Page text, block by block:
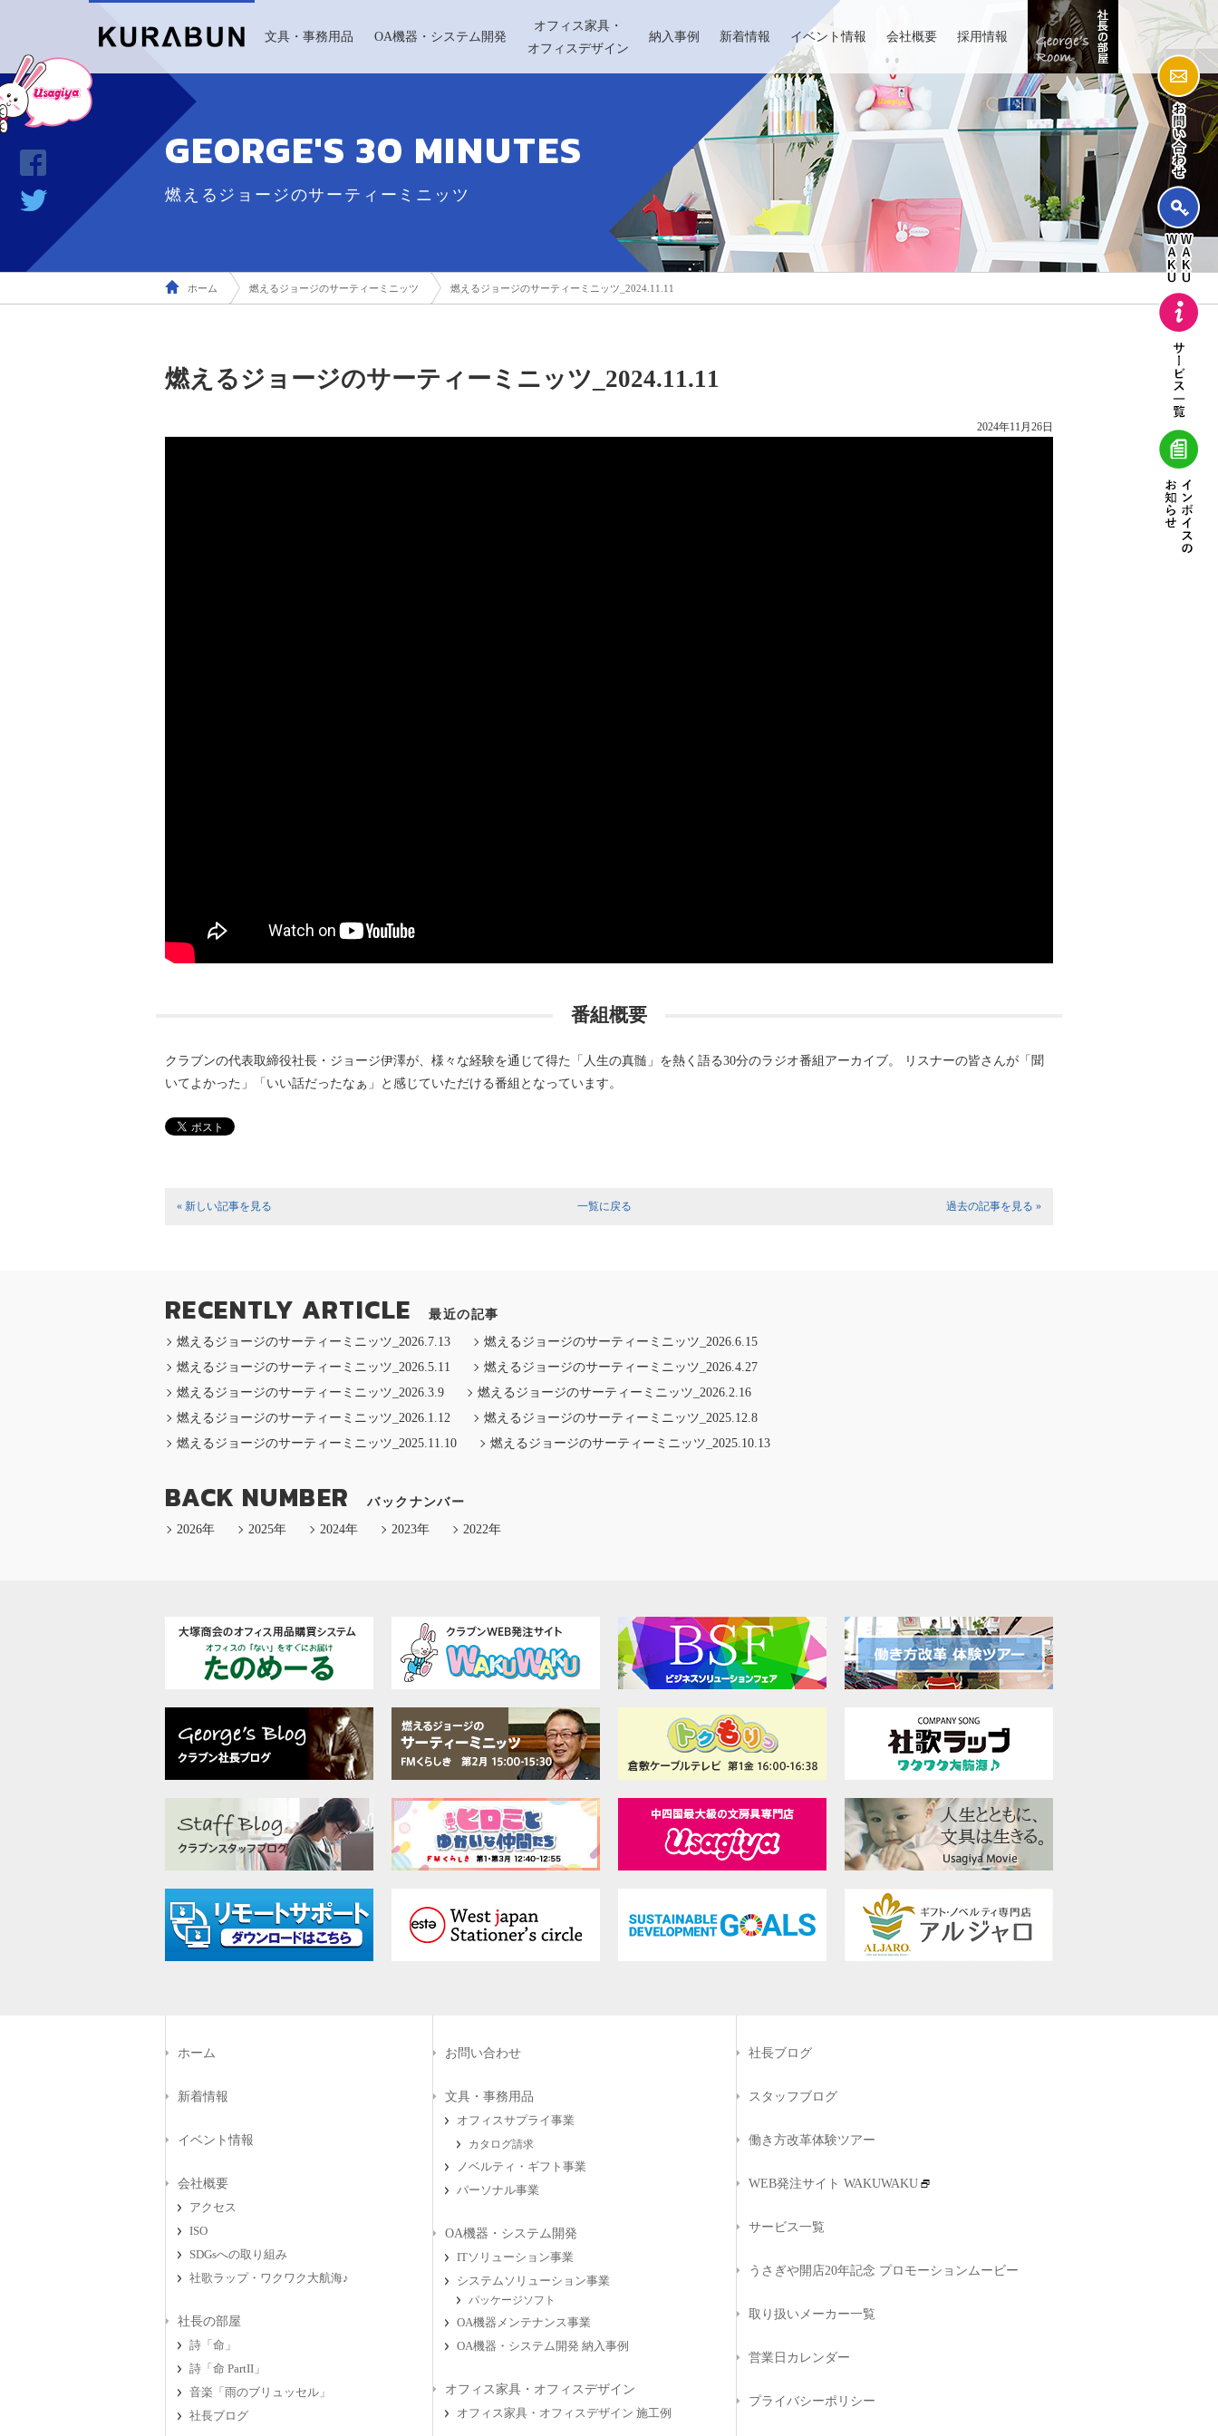
文具・事務用品 OA機器・システム開発
オフィス家具・
オフィスデザイン
納入事例 新着情報 イベント情報 会社概要 採用情報
GEORGE'S 30 MINUTES
燃えるジョージのサーティーミニッツ
ホーム 燃えるジョージのサーティーミニッツ 燃えるジョージのサーティーミニッツ_2024.11.11
燃えるジョージのサーティーミニッツ_2024.11.11
2024年11月26日
番組概要
クラブンの代表取締役社長・ジョージ伊澤が、様々な経験を通じて得た「人生の真髄」を熱く語る30分のラジオ番組アーカイブ。 リスナーの皆さんが「聞
いてよかった」「いい話だったなぁ」と感じていただける番組となっています。
« 新しい記事を見る 一覧に戻る 過去の記事を見る »
RECENTLY ARTICLE
最近の記事
燃えるジョージのサーティーミニッツ_2026.7.13
燃えるジョージのサーティーミニッツ_2026.6.15
燃えるジョージのサーティーミニッツ_2026.5.11
燃えるジョージのサーティーミニッツ_2026.4.27
燃えるジョージのサーティーミニッツ_2026.3.9
燃えるジョージのサーティーミニッツ_2026.2.16
燃えるジョージのサーティーミニッツ_2026.1.12
燃えるジョージのサーティーミニッツ_2025.12.8
燃えるジョージのサーティーミニッツ_2025.11.10
燃えるジョージのサーティーミニッツ_2025.10.13
BACK NUMBER
バックナンバー
2026年
2025年 2024年 2023年 2022年
ホーム
新着情報
イベント情報
会社概要
アクセス
ISO
SDGsへの取り組み
社歌ラップ・ワクワク大航海♪
社長の部屋
詩「命」
詩「命 PartII」
音楽「雨のブリュッセル」
社長ブログ
お問い合わせ
文具・事務用品
オフィスサプライ事業
カタログ請求
ノベルティ・ギフト事業
パーソナル事業
OA機器・システム開発
ITソリューション事業
システムソリューション事業
パッケージソフト
OA機器メンテナンス事業
OA機器・システム開発 納入事例
オフィス家具・オフィスデザイン
オフィス家具・オフィスデザイン 施工例
社長ブログ
スタッフブログ
働き方改革体験ツアー
WEB発注サイト WAKUWAKU
サービス一覧
うさぎや開店20年記念 プロモーションムービー
取り扱いメーカー一覧
営業日カレンダー
プライバシーポリシー